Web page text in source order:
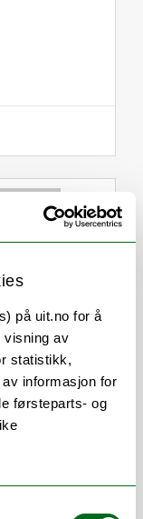
på uit.no for å
visning av
statistikk,
informasjon for
førsteparts- og
Voices in